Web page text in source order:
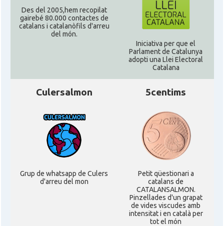
Des del 2005,hem recopilat
gairebé 80.000 contactes de
catalans i catalanòfils d'arreu
del món.
Iniciativa per que el
Parlament de Catalunya
adopti una Llei Electoral
Catalana
Culersalmon
Grup de whatsapp de Culers
d'arreu del mon
5centims
Petit qüestionari a
catalans de
CATALANSALMON.
Pinzellades d'un grapat
de vides viscudes amb
intensitat i en català per
tot el món